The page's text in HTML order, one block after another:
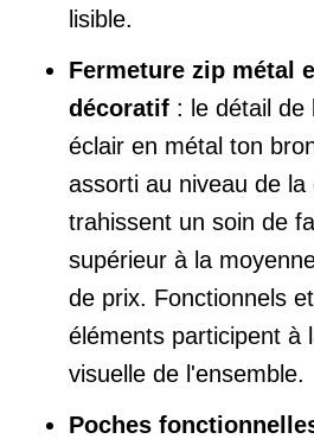
lisible.
Fermeture zip métal
décoratif : le détail de
éclair en métal ton
assorti au niveau de la
trahissent un soin de
supérieur à la
de prix. Fonctionnels
éléments participent à
visuelle de l'ensemble.
Poches